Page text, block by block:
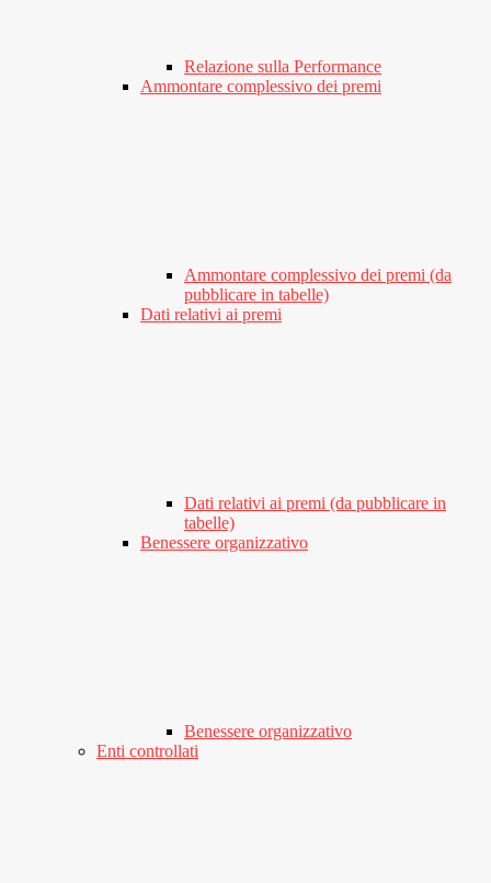
Relazione sulla Performance
Ammontare complessivo dei premi
Ammontare complessivo dei premi (da
pubblicare in tabelle)
Dati relativi ai premi
Dati relativi ai premi (da pubblicare in
tabelle)
Benessere organizzativo
Benessere organizzativo
Enti controllati